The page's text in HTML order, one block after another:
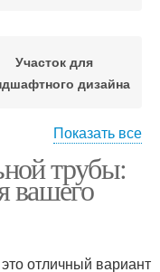
Участок для
дизайна
Советы по
зонированию
по освещению
Показать все
трубы:
вашего
отличный вариант